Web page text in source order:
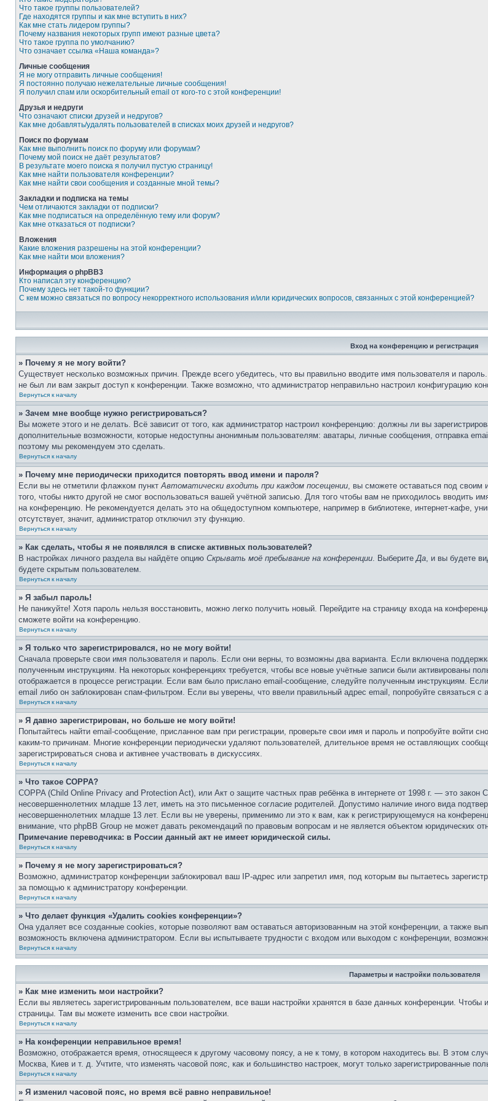
Что такое группы пользователей?
Где находятся группы и как мне вступить в них?
Как мне стать лидером группы?
Почему названия некоторых групп имеют разные цвета?
Что такое группа по умолчанию?
Что означает ссылка «Наша команда»?
Личные сообщения
Я не могу отправить личные сообщения!
Я постоянно получаю нежелательные личные сообщения!
Я получил спам или оскорбительный email от кого-то с этой конференции!
Друзья и недруги
Что означают списки друзей и недругов?
Как мне добавлять/удалять пользователей в списках моих друзей и недругов?
Поиск по форумам
Как мне выполнить поиск по форуму или форумам?
Почему мой поиск не даёт результатов?
В результате моего поиска я получил пустую страницу!
Как мне найти пользователя конференции?
Как мне найти свои сообщения и созданные мной темы?
Закладки и подписка на темы
Чем отличаются закладки от подписки?
Как мне подписаться на определённую тему или форум?
Как мне отказаться от подписки?
Вложения
Какие вложения разрешены на этой конференции?
Как мне найти мои вложения?
Информация о phpBB3
Кто написал эту конференцию?
Почему здесь нет такой-то функции?
С кем можно связаться по вопросу некорректного использования и/или юридических вопросов, связанных с этой конференцией?
Вход на конференцию и регистрация
» Почему я не могу войти?
Существует несколько возможных причин. Прежде всего убедитесь, что вы правильно вводите имя пользователя и
не был ли вам закрыт доступ к конференции. Также возможно, что администратор неправильно настроил конфигурацию
Вернуться к началу
» Зачем мне вообще нужно регистрироваться?
Вы можете этого и не делать. Всё зависит от того, как администратор настроил конференцию: должны ли вы
дополнительные возможности, которые недоступны анонимным пользователям: аватары, личные сообщения, отправка
поэтому мы рекомендуем это сделать.
Вернуться к началу
» Почему мне периодически приходится повторять ввод имени и пароля?
Если вы не отметили флажком пунктАвтоматически входить при каждом посещении, вы сможете оставаться под своим
того, чтобы никто другой не смог воспользоваться вашей учётной записью. Для того чтобы вам не приходилось вводить
на конференцию. Не рекомендуется делать это на общедоступном компьютере, например в библиотеке, интернет-кафе,
отсутствует, значит, администратор отключил эту функцию.
Вернуться к началу
» Как сделать, чтобы я не появлялся в списке активных пользователей?
В настройках личного раздела вы найдёте опцию Скрывать моё пребывание на конференции. ВыберитеДа, и вы будете
будете скрытым пользователем.
Вернуться к началу
» Я забыл пароль!
Не паникуйте! Хотя пароль нельзя восстановить, можно легко получить новый. Перейдите на страницу входа на
сможете войти на конференцию.
Вернуться к началу
» Я только что зарегистрировался, но не могу войти!
Сначала проверьте свои имя пользователя и пароль. Если они верны, то возможны два варианта. Если включена
полученным инструкциям. На некоторых конференциях требуется, чтобы все новые учётные записи были активированы
отображается в процессе регистрации. Если вам было прислано email-сообщение, следуйте полученным инструкциям.
email либо он заблокирован спам-фильтром. Если вы уверены, что ввели правильный адрес email, попробуйте связаться с
Вернуться к началу
» Я давно зарегистрирован, но больше не могу войти!
Попытайтесь найти email-сообщение, присланное вам при регистрации, проверьте свои имя и пароль и попробуйте войти
каким-то причинам. Многие конференции периодически удаляют пользователей, длительное время не оставляющих
зарегистрироваться снова и активнее участвовать в дискуссиях.
Вернуться к началу
» Что такое COPPA?
COPPA (Child Online Privacy and Protection Act), или Акт о защите частных прав ребёнка в интернете от 1998 г. — это
несовершеннолетних младше 13 лет, иметь на это письменное согласие родителей. Допустимо наличие иного вида
несовершеннолетних младше 13 лет. Если вы не уверены, применимо ли это к вам, как к регистрирующемуся на
внимание, что phpBB Group не может давать рекомендаций по правовым вопросам и не является объектом юридических
Примечание переводчика: в России данный акт не имеет юридической силы.
Вернуться к началу
» Почему я не могу зарегистрироваться?
Возможно, администратор конференции заблокировал ваш IP-адрес или запретил имя, под которым вы пытаетесь
за помощью к администратору конференции.
Вернуться к началу
» Что делает функция «Удалить cookies конференции»?
Она удаляет все созданные cookies, которые позволяют вам оставаться авторизованным на этой конференции, а также
возможность включена администратором. Если вы испытываете трудности с входом или выходом с конференции,
Вернуться к началу
Параметры и настройки пользователя
» Как мне изменить мои настройки?
Если вы являетесь зарегистрированным пользователем, все ваши настройки хранятся в базе данных конференции. Чтобы
страницы. Там вы можете изменить все свои настройки.
Вернуться к началу
» На конференции неправильное время!
Возможно, отображается время, относящееся к другому часовому поясу, а не к тому, в котором находитесь вы. В этом
Москва, Киев и т. д. Учтите, что изменять часовой пояс, как и большинство настроек, могут только зарегистрированные
Вернуться к началу
» Я изменил часовой пояс, но время всё равно неправильное!